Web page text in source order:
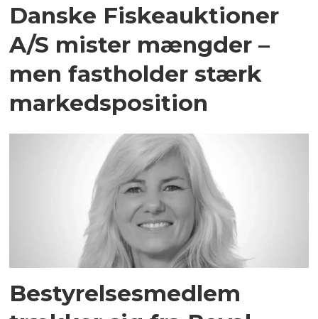
Danske Fiskeauktioner
A/S mister mængder –
men fastholder stærk
markedsposition
Bestyrelsesmedlem